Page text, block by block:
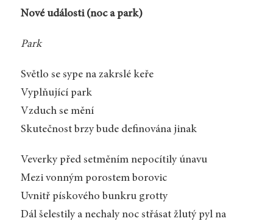
Nové události (noc a park)
Park
Světlo se sype na zakrslé keře
Vyplňující park
Vzduch se mění
Skutečnost brzy bude definována jinak
Veverky před setměním nepocítily únavu
Mezi vonným porostem borovic
Uvnitř pískového bunkru grotty
Dál šelestily a nechaly noc střásat žlutý pyl na